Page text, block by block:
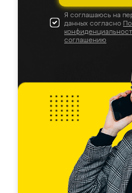
Я соглашаюсь на
данных согласно
соглашению